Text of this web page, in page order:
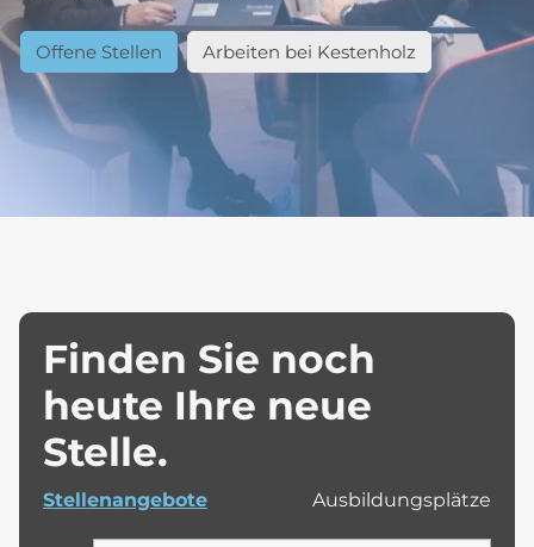
Offene Stellen Arbeiten bei Kestenholz
Finden Sie noch
heute Ihre neue
Stelle.
Stellenangebote Ausbildungsplätze